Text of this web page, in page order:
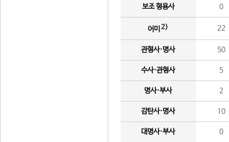
보조 형용사 0
어미 2) 22
관형사·명사 50
수사·관형사 5
명사·부사 2
감탄사·명사 10
대명사·부사 0